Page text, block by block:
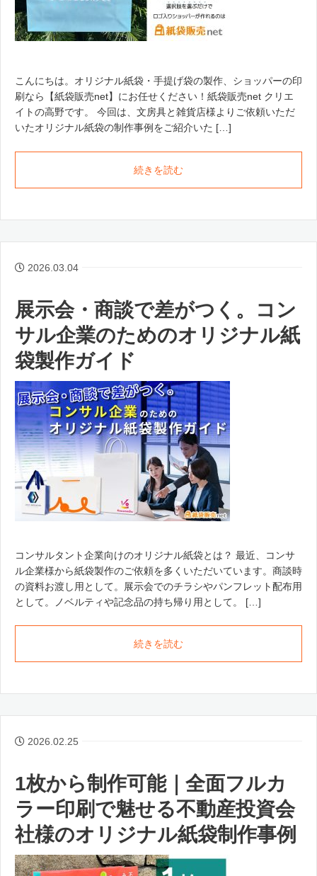
こんにちは。オリジナル紙袋・手提げ袋の製作、ショッパーの印
刷なら【紙袋販売net】にお任せください！紙袋販売net クリエ
イトの高野です。 今回は、文房具と雑貨店様よりご依頼いただ
いたオリジナル紙袋の制作事例をご紹介いた […]
続きを読む
2026.03.04
展示会・商談で差がつく。コン
サル企業のためのオリジナル紙
袋製作ガイド
コンサルタント企業向けのオリジナル紙袋とは？ 最近、コンサ
ル企業様から紙袋製作のご依頼を多くいただいています。商談時
の資料お渡し用として。展示会でのチラシやパンフレット配布用
として。ノベルティや記念品の持ち帰り用として。 […]
続きを読む
2026.02.25
1枚から制作可能｜全面フルカ
ラー印刷で魅せる不動産投資会
社様のオリジナル紙袋制作事例